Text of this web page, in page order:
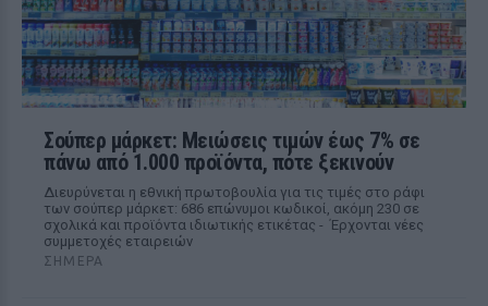
Σούπερ μάρκετ: Μειώσεις τιμών έως 7% σε
πάνω από 1.000 προϊόντα, πότε ξεκινούν
Διευρύνεται η εθνική πρωτοβουλία για τις τιμές στο ράφι
των σούπερ μάρκετ: 686 επώνυμοι κωδικοί, ακόμη 230 σε
σχολικά και προϊόντα ιδιωτικής ετικέτας - Έρχονται νέες
συμμετοχές εταιρειών
ΣΉΜΕΡΑ